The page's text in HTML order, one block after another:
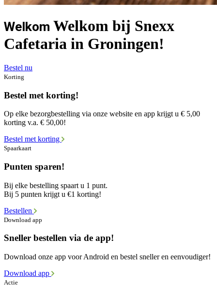
Welkom Welkom bij Snexx
Cafetaria in Groningen!
Bestel nu
Korting
Bestel met korting!
Op elke bezorgbestelling via onze website en app krijgt u € 5,00
korting v.a. € 50,00!
Bestel met korting
Spaarkaart
Punten sparen!
Bij elke bestelling spaart u 1 punt.
Bij 5 punten krijgt u €1 korting!
Bestellen
Download app
Sneller bestellen via de app!
Download onze app voor Android en bestel sneller en eenvoudiger!
Download app
Actie